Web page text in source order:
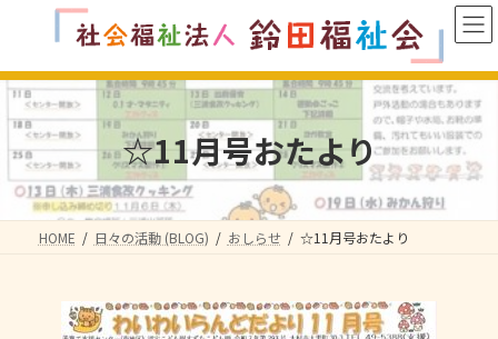
ン
ツ
へ
キ
ッ
ー
シ
ョ
に
移
☆11月号おたより
HOME 日々の活動 (BLOG) おしらせ ☆11月号おたより